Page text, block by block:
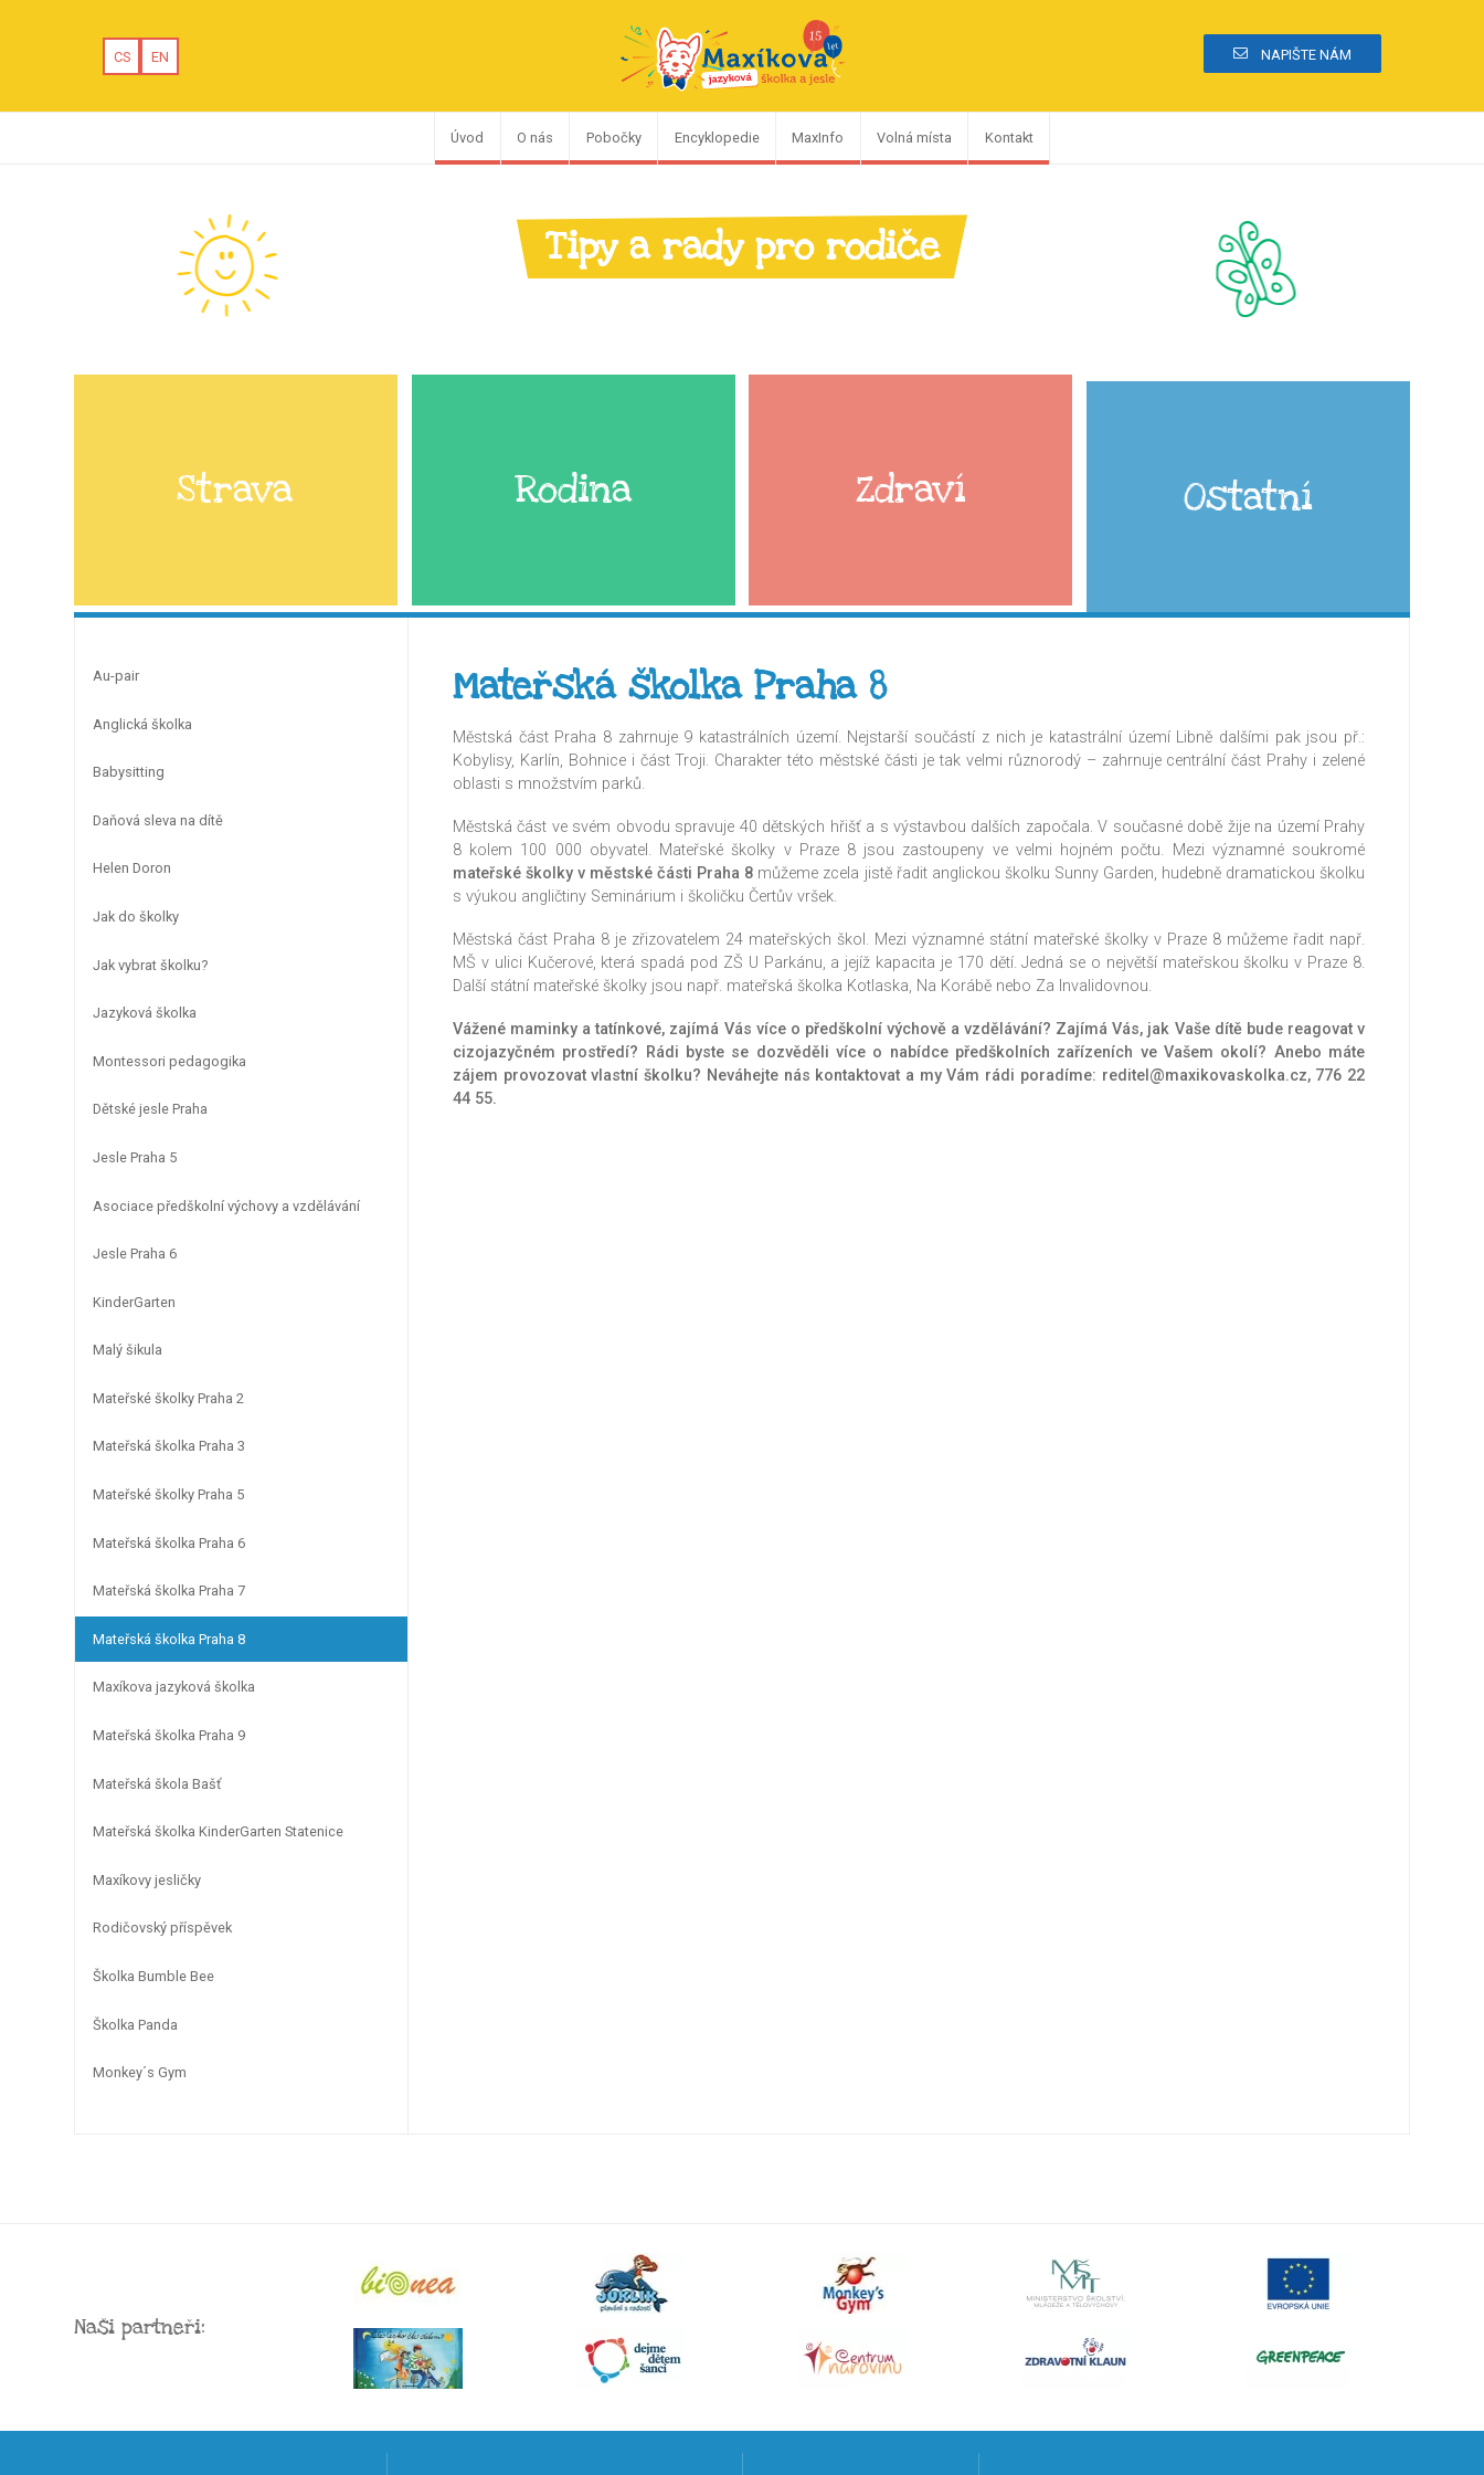
CS EN NAPIŠTE NÁM
Úvod O nás Pobočky Encyklopedie MaxInfo Volná místa Kontakt
Tipy a rady pro rodiče
Strava Rodina Zdraví Ostatní
Au-pair
Anglická školka
Babysitting
Daňová sleva na dítě
Helen Doron
Jak do školky
Jak vybrat školku?
Jazyková školka
Montessori pedagogika
Dětské jesle Praha
Jesle Praha 5
Asociace předškolní výchovy a vzdělávání
Jesle Praha 6
KinderGarten
Malý šikula
Mateřské školky Praha 2
Mateřská školka Praha 3
Mateřské školky Praha 5
Mateřská školka Praha 6
Mateřská školka Praha 7
Mateřská školka Praha 8
Maxíkova jazyková školka
Mateřská školka Praha 9
Mateřská škola Bašť
Mateřská školka KinderGarten Statenice
Maxíkovy jesličky
Rodičovský příspěvek
Školka Bumble Bee
Školka Panda
Monkey´s Gym
Mateřská školka Praha 8
Městská část Praha 8 zahrnuje 9 katastrálních území. Nejstarší součástí z nich je katastrální území Libně dalšími pak jsou př.:
Kobylisy, Karlín, Bohnice i část Troji. Charakter této městské části je tak velmi různorodý – zahrnuje centrální část Prahy i zelené
oblasti s množstvím parků.
Městská část ve svém obvodu spravuje 40 dětských hřišť a s výstavbou dalších započala. V současné době žije na území Prahy
8 kolem 100 000 obyvatel. Mateřské školky v Praze 8 jsou zastoupeny ve velmi hojném počtu. Mezi významné soukromé
mateřské školky v městské části Praha 8 můžeme zcela jistě řadit anglickou školku Sunny Garden, hudebně dramatickou školku
s výukou angličtiny Seminárium i školičku Čertův vršek.
Městská část Praha 8 je zřizovatelem 24 mateřských škol. Mezi významné státní mateřské školky v Praze 8 můžeme řadit např.
MŠ v ulici Kučerové, která spadá pod ZŠ U Parkánu, a jejíž kapacita je 170 dětí. Jedná se o největší mateřskou školku v Praze 8.
Další státní mateřské školky jsou např. mateřská školka Kotlaska, Na Korábě nebo Za Invalidovnou.
Vážené maminky a tatínkové, zajímá Vás více o předškolní výchově a vzdělávání? Zajímá Vás, jak Vaše dítě bude reagovat v
cizojazyčném prostředí? Rádi byste se dozvěděli více o nabídce předškolních zařízeních ve Vašem okolí? Anebo máte
zájem provozovat vlastní školku? Neváhejte nás kontaktovat a my Vám rádi poradíme: reditel@maxikovaskolka.cz, 776 22
44 55.
Naši partneři: